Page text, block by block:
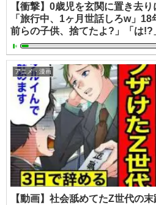
【衝撃】0歳児を玄関に置き去
「旅行中、1ヶ月世話しろw」
前らの子供、捨てたよ?」「は!?
アニメ・漫画
【動画】社会舐めてたZ世代の